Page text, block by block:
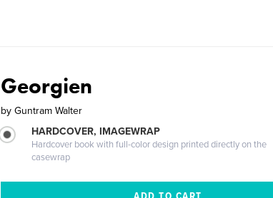
Georgien
by Guntram Walter
HARDCOVER, IMAGEWRAP
Hardcover book with full-color design printed directly on the
casewrap